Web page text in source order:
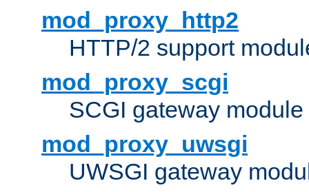
mod_proxy_http2
HTTP/2 support
mod_proxy_scgi
SCGI gateway
mod_proxy_uwsgi
UWSGI gateway